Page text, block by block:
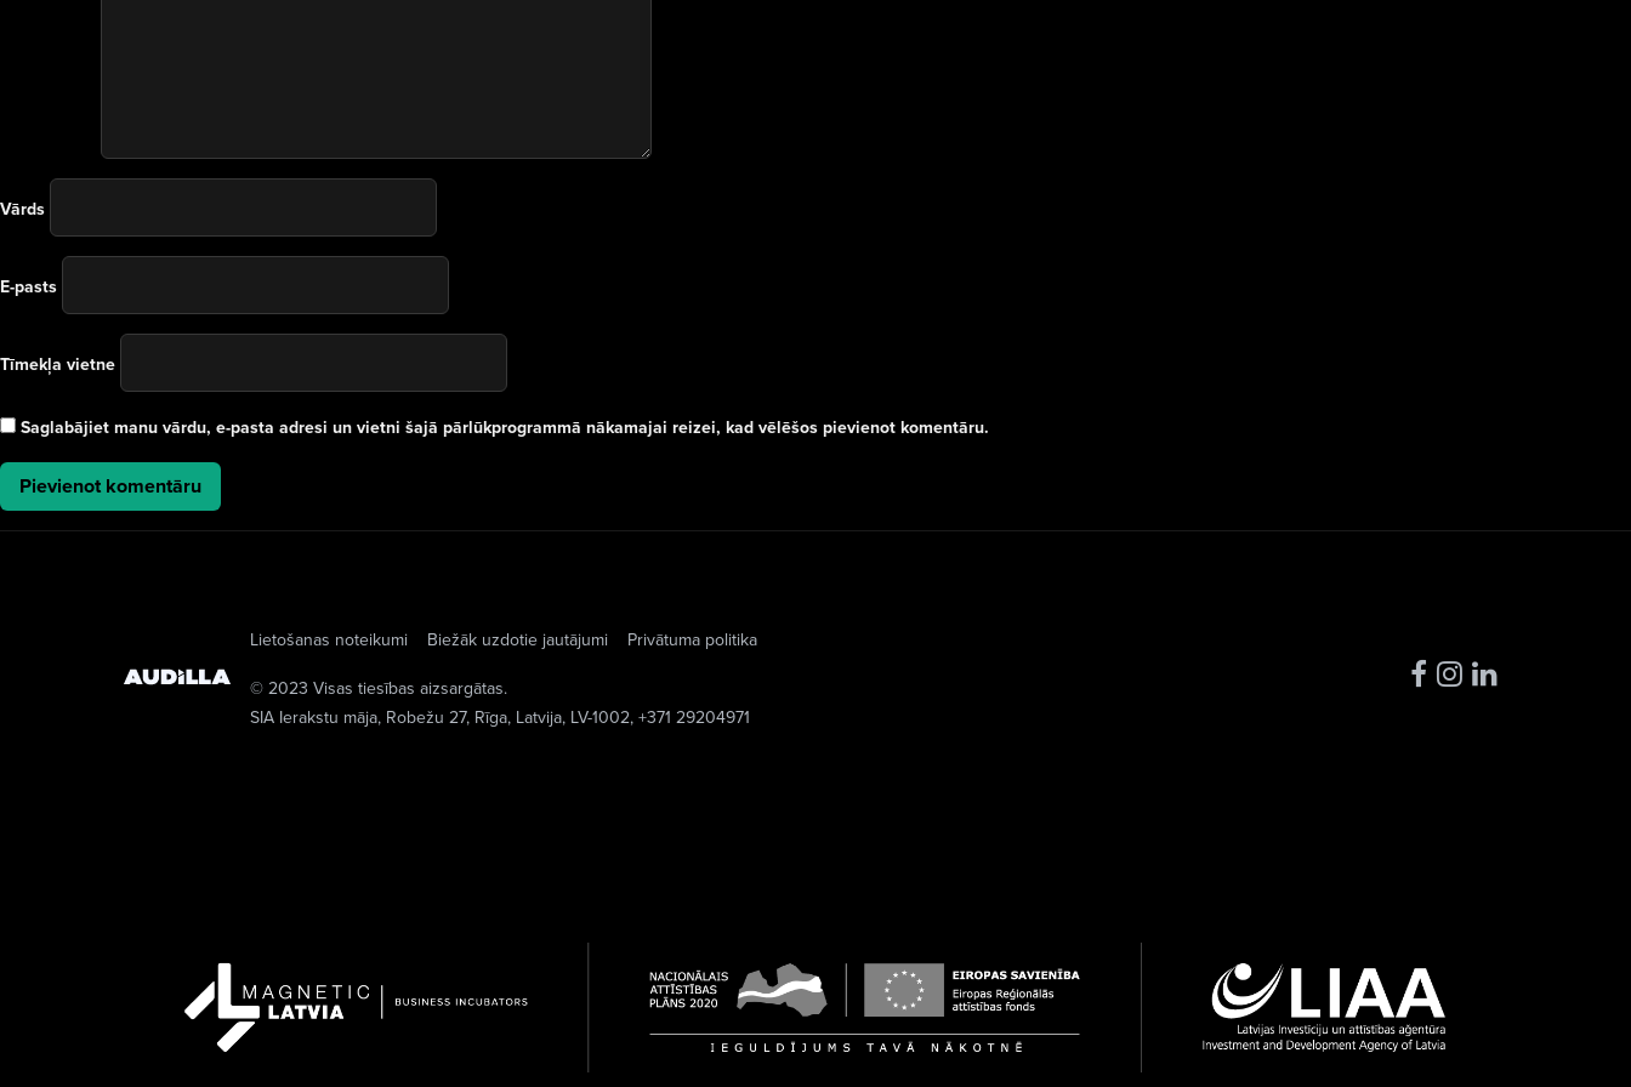
Vārds
E-pasts
Tīmekļa vietne
Saglabājiet manu vārdu, e-pasta adresi un vietni šajā pārlūkprogrammā nākamajai reizei, kad vēlēšos pievienot komentāru.
Lietošanas noteikumi Biežāk uzdotie jautājumi
Privātuma politika
© 2023 Visas tiesības aizsargātas.
SIA Ierakstu māja, Robežu 27, Rīga, Latvija, LV-1002, +371 29204971